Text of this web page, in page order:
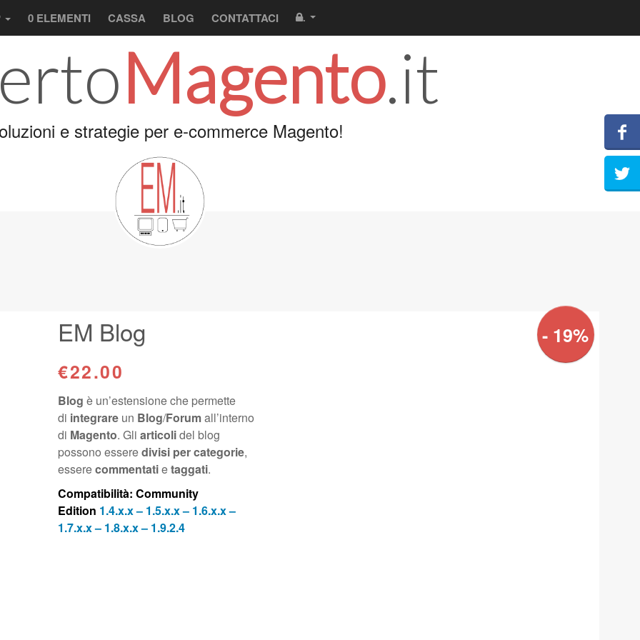
0 ELEMENTI CASSA BLOG CONTATTACI .
Magento.it
e strategie per e-commerce Magento!
- 19%
EM Blog
€22.00
Blog è un’estensione che permette
di integrare un Blog/Forumall’interno
di Magento. Gliarticolidel blog
possono esseredivisi percategorie,
esserecommentatietaggati.
Compatibilità: Community
Edition 1.4.x.x – 1.5.x.x – 1.6.x.x –
1.7.x.x – 1.8.x.x – 1.9.2.4